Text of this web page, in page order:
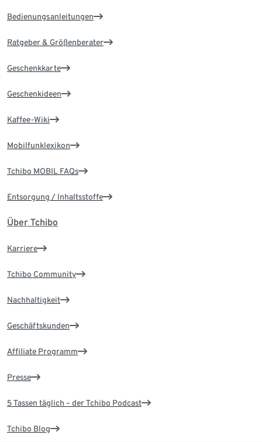
Bedienungsanleitungen
Ratgeber & Größenberater
Geschenkkarte
Geschenkideen
Kaffee-Wiki
Mobilfunklexikon
Tchibo MOBIL FAQs
Entsorgung / Inhaltsstoffe
Über Tchibo
Karriere
Tchibo Community
Nachhaltigkeit
Geschäftskunden
Affiliate Programm
Presse
5 Tassen täglich – der Tchibo Podcast
Tchibo Blog